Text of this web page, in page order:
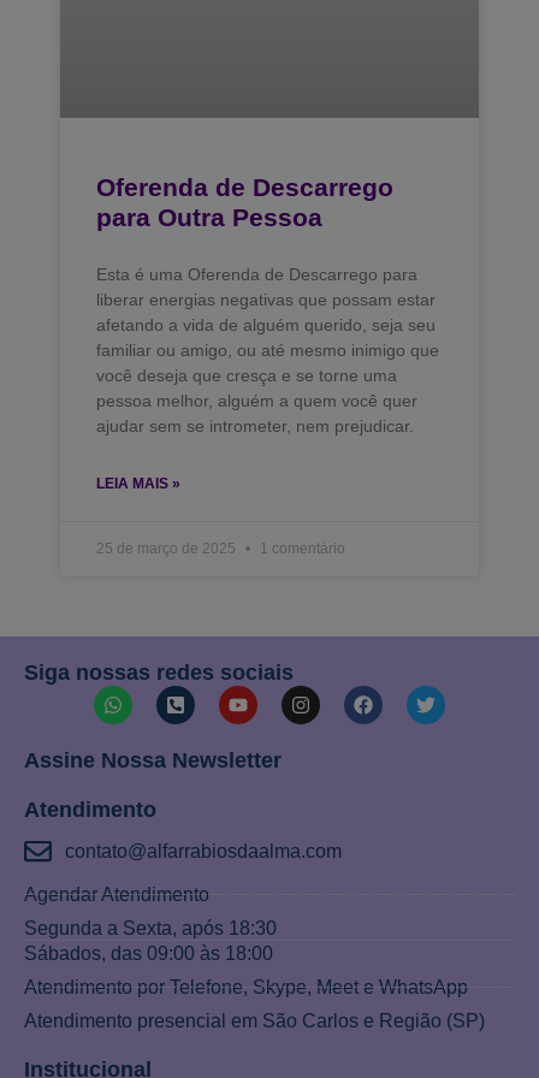
Oferenda de Descarrego
para Outra Pessoa
Esta é uma Oferenda de Descarrego para
liberar energias negativas que possam estar
afetando a vida de alguém querido, seja seu
familiar ou amigo, ou até mesmo inimigo que
você deseja que cresça e se torne uma
pessoa melhor, alguém a quem você quer
ajudar sem se intrometer, nem prejudicar.
LEIA MAIS »
25 de março de 2025 1 comentário
Siga nossas redes sociais
Assine Nossa Newsletter
Atendimento
contato@alfarrabiosdaalma.com
Agendar Atendimento
Segunda a Sexta, após 18:30
Sábados, das 09:00 às 18:00
Atendimento por Telefone, Skype, Meet e WhatsApp
Atendimento presencial em São Carlos e Região (SP)
Institucional